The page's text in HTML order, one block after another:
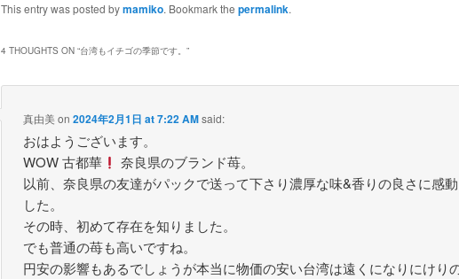
This entry was posted bymamiko. Bookmark the permalink.
4 THOUGHTS ON “台湾もイチゴの季節です。 ”
真由美on2024年2月1日 at 7:22 AMsaid:
おはようございます。
WOW 古都華
奈良県のブランド苺。
以前、奈良県の友達がパックで送って下さり濃厚な味&香りの良さに感
した。
その時、初めて存在を知りました。
でも普通の苺も高いですね。
円安の影響もあるでしょうが本当に物価の安い台湾は遠くになりにけり